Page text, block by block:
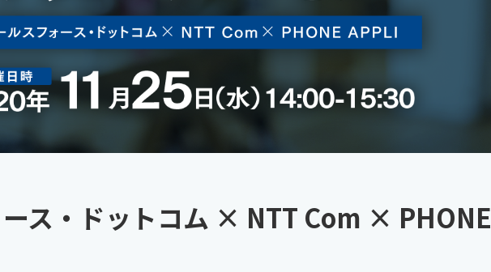
ス・ドットコム × NTT Com × PHONE